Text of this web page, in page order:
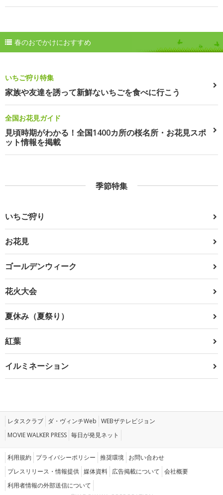
春のおでかけにおすすめ
いちご狩り特集
家族や友達を誘って新鮮ないちごを食べに行こう
全国お花見ガイド
見頃時期がわかる！全国1400カ所の桜名所・お花見スポ
ット情報を掲載
季節特集
いちご狩り
お花見
ゴールデンウィーク
花火大会
夏休み（夏祭り）
紅葉
イルミネーション
レタスクラブ ダ・ヴィンチWeb WEBザテレビジョン
MOVIE WALKER PRESS 毎日が発見ネット
利用規約 プライバシーポリシー 推奨環境 お問い合わせ
プレスリリース・情報提供 媒体資料 広告掲載について 会社概要
利用者情報の外部送信について